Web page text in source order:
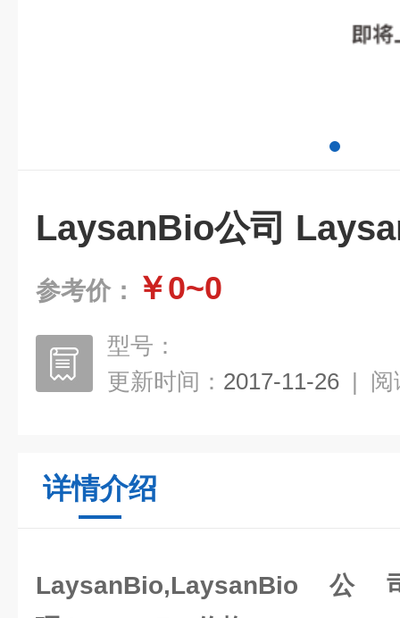
LaysanBio公司
参考价： ￥0~0
型号：
更新时间： 2017-11-26 | 阅
详情介绍
LaysanBio,LaysanBio